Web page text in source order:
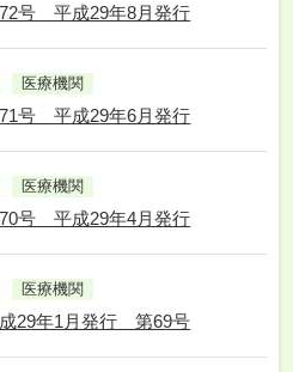
号 平成29年8月発行
医療機関
号 平成29年6月発行
医療機関
号 平成29年4月発行
医療機関
29年1月発行 第69号